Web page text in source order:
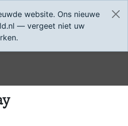
website. Ons nieuwe
— vergeet niet uw
Home App